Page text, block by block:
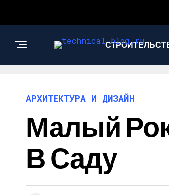
АРХИТЕКТУРА И ДИЗАЙН
Малый
В Саду